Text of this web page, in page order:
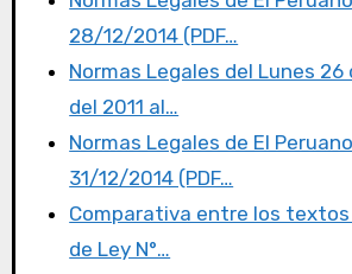
b
o
o
k
r
d
o
n
tir
28/12/2014 (PDF…
Normas Legales del Lunes 26
del 2011 al…
Normas Legales de El
31/12/2014 (PDF…
Comparativa entre los
de Ley N°…